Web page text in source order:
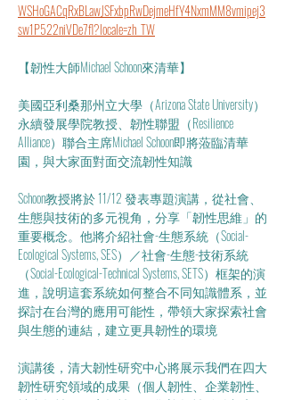
WSHoGACqRxBLawJSFxbpRwDejmeHfY4NxmMM8vmipej3
sw1P522niVDe7fl?locale=zh_TW
【韌性大師Michael Schoon來清華】
美國亞利桑那州立大學（Arizona State University）
永續發展學院教授、韌性聯盟（Resilience
Alliance）聯合主席Michael Schoon即將蒞臨清華
園，與大家面對面交流韌性知識
Schoon教授將於 11/12 發表專題演講，從社會、
生態與技術的多元視角，分享「韌性思維」的
重要概念。他將介紹社會-生態系統（Social-
Ecological Systems, SES）／社會-生態-技術系統
（Social-Ecological-Technical Systems, SETS）框架的演
進，說明這套系統如何整合不同知識體系，並
探討在台灣的應用可能性，帶領大家探索社會
與生態的連結，建立更具韌性的環境
演講後，清大韌性研究中心將展示我們在四大
韌性研究領域的成果（個人韌性、企業韌性、